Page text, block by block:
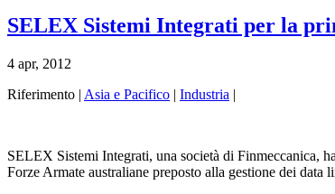
SELEX Sistemi Integrati per la
4 apr, 2012
Riferimento | Asia e Pacifico | Industria |
SELEX Sistemi Integrati, una società di Finmeccanica,
Forze Armate australiane preposto alla gestione dei data